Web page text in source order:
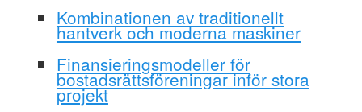
Kombinationen av traditionellt
hantverk och moderna maskiner
Finansieringsmodeller för
bostadsrättsföreningar inför stora
projekt